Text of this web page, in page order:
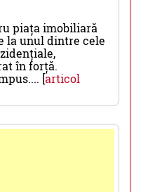
piața imobiliară
la unul dintre cele
în forță.
[articol